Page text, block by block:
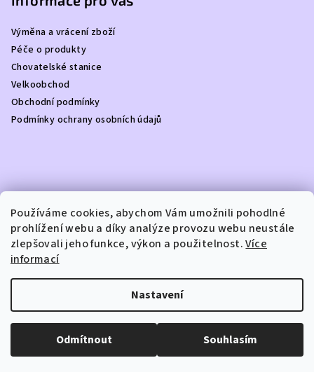
Používáme cookies, abychom Vám umožnili pohodlné
prohlížení webu a díky analýze provozu webu neustále
zlepšovali jeho funkce, výkon a použitelnost.Více
informací
Nastavení
Odmítnout Souhlasím
Výměna a vrácení zboží
Péče o produkty
Chovatelské stanice
Velkoobchod
Obchodní podmínky
Podmínky ochrany osobních údajů
Kontakt
info @dottydoggie.cz
+420739459984
DOTTY DOGGIE
Vytvořil Shoptet